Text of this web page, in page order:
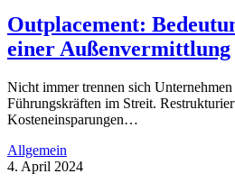
Outplacement:
einer Außenvermittlung
Nicht immer trennen sich
Führungskräften im Streit.
Kosteneinsparungen…
Allgemein
4. April 2024